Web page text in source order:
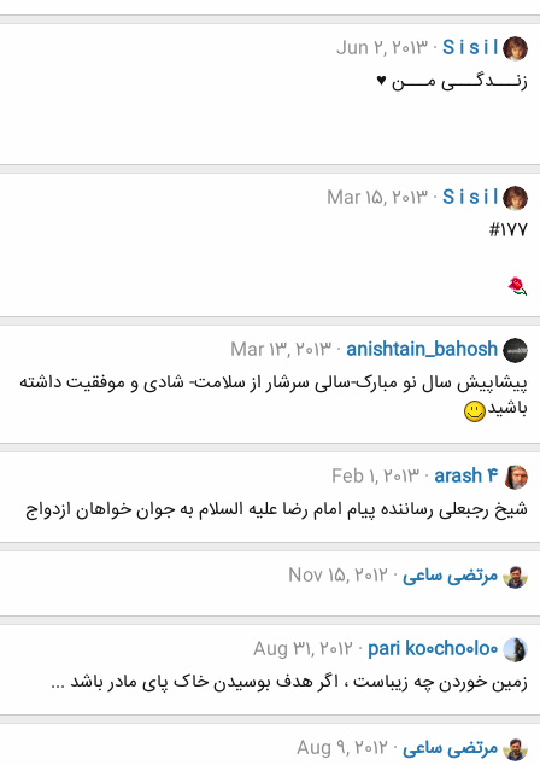
S i s i l
Jun 2, 2013
زنـــدگـــی مـــن ♥
S i s i l
Mar 15, 2013
#177
anishtain_bahosh
Mar 13, 2013
پیشاپیش سال نو مبارک-سالی سرشار از سلامت- شادی و موفقیت داشته
باشید
arash 4
Feb 1, 2013
شیخ رجبعلی رساننده پیام امام رضا علیه السلام به جوان خواهان ازدواج
مرتضی ساعی Nov 15, 2012
pari ko0cho0lo0
Aug 31, 2012
زمین خوردن چه زیباست ، اگر هدف بوسیدن خاک پای مادر باشد ...
مرتضی ساعی Aug 9, 2012